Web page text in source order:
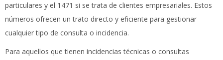
particulares y el 1471 si se trata de clientes empresariales. Estos
números ofrecen un trato directo y eficiente para gestionar
cualquier tipo de consulta o incidencia.
Para aquellos que tienen incidencias técnicas o consultas